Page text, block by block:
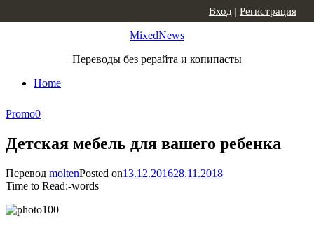
MixedNews
Переводы без рерайта и копипасты
Home
Вход | Регистрация
Promo0
Детская мебель для вашего ребенка
Перевод moltenPosted on13.12.201628.11.2018
Time to Read:-words